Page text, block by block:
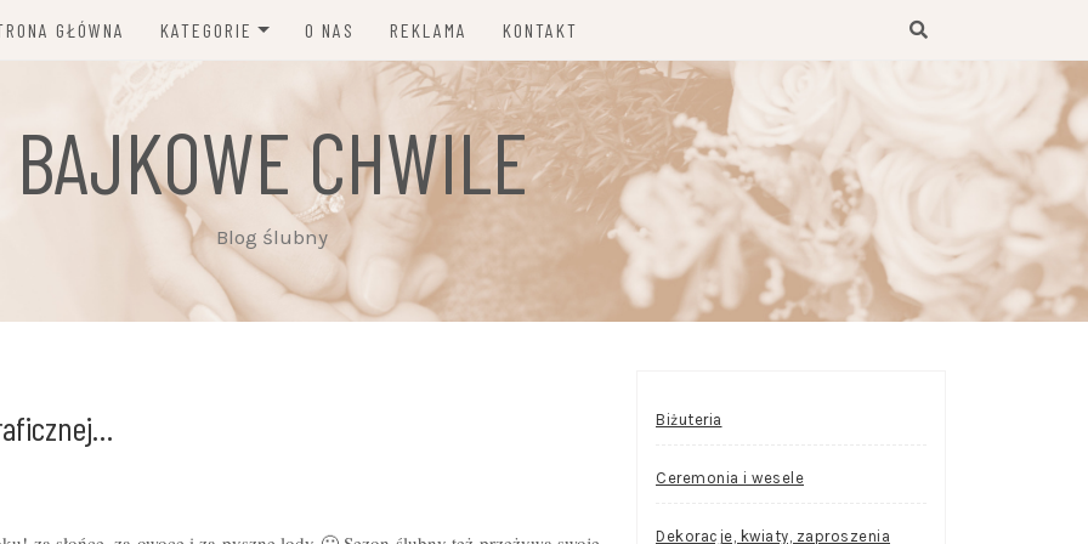
GŁÓWNA KATEGORIE
DEKORACJE, KWIATY,
ZAPROSZENIA
PORADY I NEWSY
INSPIRACJE ŚLUBNE
ZWYCZAJE I TRADYCJE
O NAS REKLAMA KONTAKT
BAJKOWE CHWILE
Blog ślubny
Biżuteria
Ceremonia i wesele
Dekoracje, kwiaty, zaproszenia